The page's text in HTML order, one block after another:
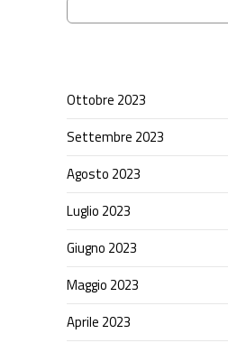
Ottobre 2023
Settembre 2023
Agosto 2023
Luglio 2023
Giugno 2023
Maggio 2023
Aprile 2023